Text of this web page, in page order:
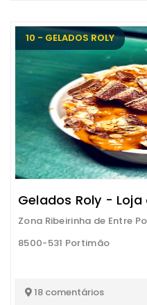
10 - GELADOS ROLY
Gelados Roly -
Zona Ribeirinha de Entre
8500-531 Portimão
18 comentários